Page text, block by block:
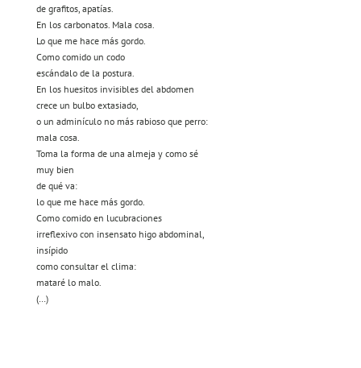
de grafitos, apatías.
En los carbonatos. Mala cosa.
Lo que me hace más gordo.
Como comido un codo
escándalo de la postura.
En los huesitos invisibles del abdomen
crece un bulbo extasiado,
o un adminículo no más rabioso que perro:
mala cosa.
Toma la forma de una almeja y como sé
muy bien
de qué va:
lo que me hace más gordo.
Como comido en lucubraciones
irreflexivo con insensato higo abdominal,
insípido
como consultar el clima:
mataré lo malo.
(…)